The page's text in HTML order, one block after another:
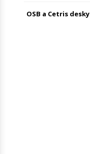
OSB a Cetris desky